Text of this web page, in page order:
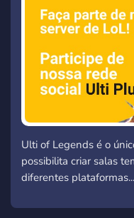
Ulti of Legends é o
possibilita criar salas
diferentes plataformas...